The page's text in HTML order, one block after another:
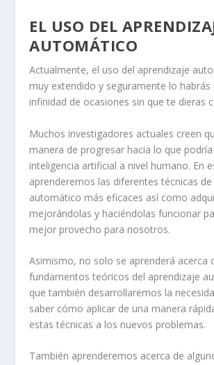
EL USO DEL
AUTOMÁTICO
Actualmente, el uso del aprendizaje
muy extendido y seguramente lo habrás
infinidad de ocasiones sin que te dieras
Muchos investigadores actuales creen
manera de progresar hacia lo que
inteligencia artificial a nivel humano. En
aprenderemos las diferentes técnicas
automático más eficaces así como
mejorándolas y haciéndolas funcionar
mejor provecho para nosotros.
Asimismo, no solo se aprenderá acerca
fundamentos teóricos del aprendizaje
que también desarrollaremos la
saber cómo aplicar de una manera
estas técnicas a los nuevos problemas.
También aprenderemos acerca de